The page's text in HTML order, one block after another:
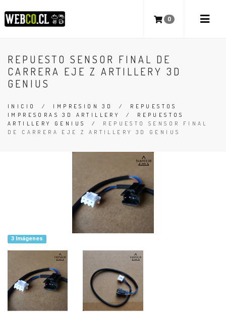
0
REPUESTO SENSOR FINAL DE
CARRERA EJE Z ARTILLERY 3D
GENIUS
INICIO / IMPRESION 3D / REPUESTOS
IMPRESORAS 3D ARTILLERY
/ REPUESTOS
ARTILLERY GENIUS
/ REPUESTO SENSOR FINAL
DE CARRERA EJE Z ARTILLERY 3D GENIUS
3 Imágenes